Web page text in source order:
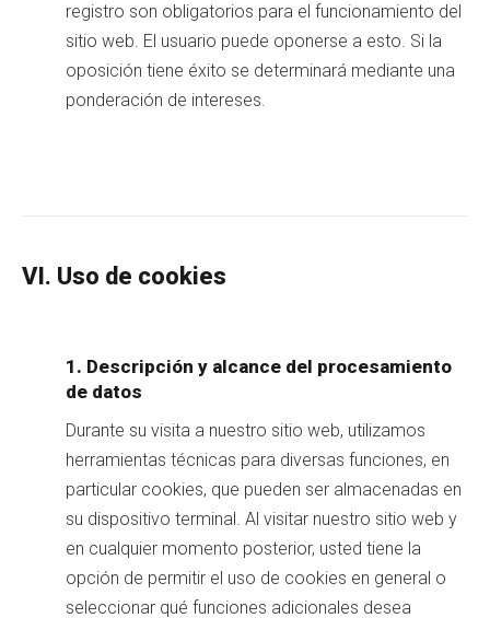
registro son obligatorios para el funcionamiento del
sitio web. El usuario puede oponerse a esto. Si la
oposición tiene éxito se determinará mediante una
ponderación de intereses.
VI. Uso de cookies
1. Descripción y alcance del procesamiento
de datos
Durante su visita a nuestro sitio web, utilizamos
herramientas técnicas para diversas funciones, en
particular cookies, que pueden ser almacenadas en
su dispositivo terminal. Al visitar nuestro sitio web y
en cualquier momento posterior, usted tiene la
opción de permitir el uso de cookies en general o
seleccionar qué funciones adicionales desea